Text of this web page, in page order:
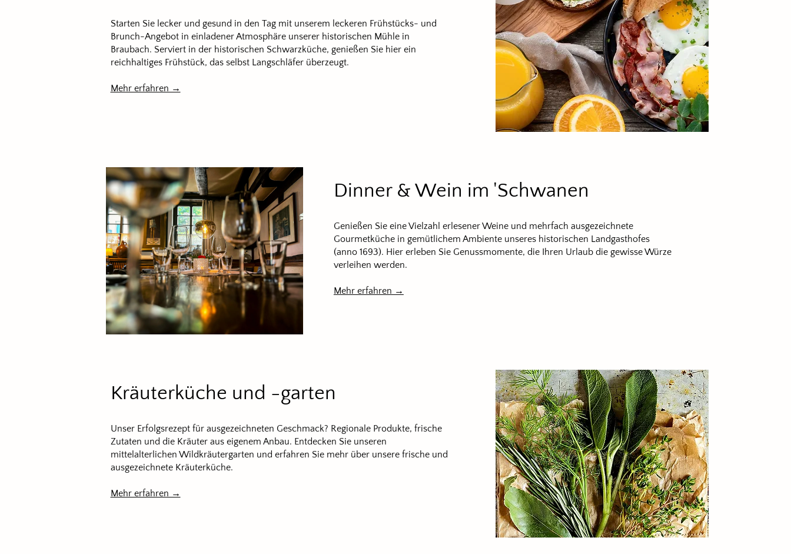
Starten Sie lecker und gesund in den Tag mit unserem leckeren Frühstücks- und
Brunch-Angebot in einladener Atmosphäre unserer historischen Mühle in
Braubach. Serviert in der historischen Schwarzküche, genießen Sie hier ein
reichhaltiges Frühstück, das selbst Langschläfer überzeugt.
Mehr erfahren →
Dinner & Wein im 'Schwanen
Genießen Sie eine Vielzahl erlesener Weine und mehrfach ausgezeichnete
Gourmetküche in gemütlichem Ambiente unseres historischen Landgasthofes
(anno 1693). Hier erleben Sie Genussmomente, die Ihren Urlaub die gewisse Würze
verleihen werden.
Mehr erfahren →
Kräuterküche und -garten
Unser Erfolgsrezept für ausgezeichneten Geschmack? Regionale Produkte, frische
Zutaten und die Kräuter aus eigenem Anbau. Entdecken Sie unseren
mittelalterlichen Wildkräutergarten und erfahren Sie mehr über unsere frische und
ausgezeichnete Kräuterküche.
Mehr erfahren →